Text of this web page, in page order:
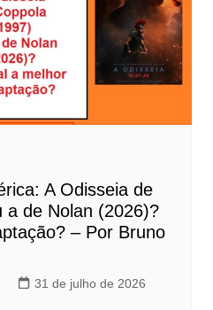
A Odisseia de
a de Nolan (2026)?
– Por Bruno
31 de julho de 2026